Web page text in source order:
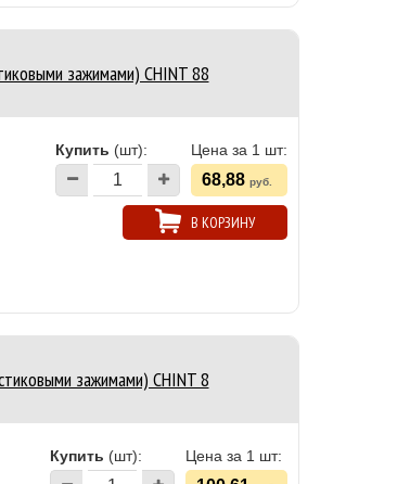
зажимами) CHINT 88
Купить (шт): Цена за 1 шт:
68,88 руб.
В КОРЗИНУ
зажимами) CHINT 8
Купить (шт): Цена за 1 шт: